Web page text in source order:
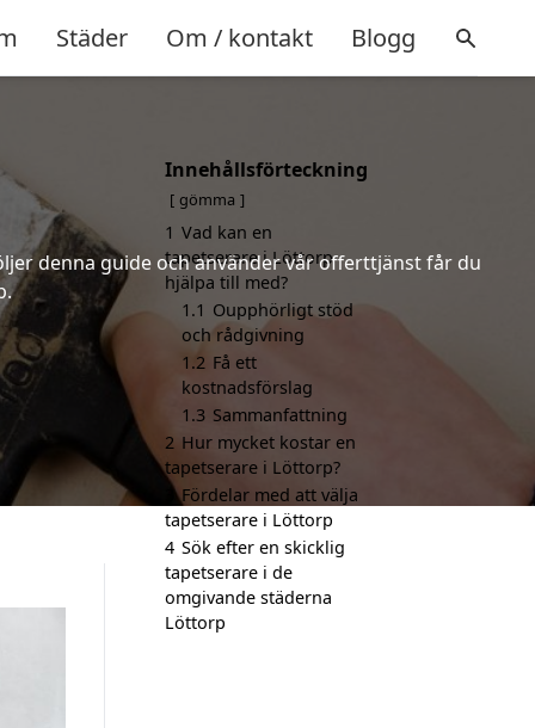
Städer Om / kontakt Blogg
denna guide och använder vår offerttjänst får du
Innehållsförteckning
gömma
1 Vad kan en
tapetserare i Löttorp
hjälpa till med?
1.1 Oupphörligt stöd
och rådgivning
1.2 Få ett
kostnadsförslag
1.3 Sammanfattning
2 Hur mycket kostar en
tapetserare i Löttorp?
3 Fördelar med att välja
tapetserare i Löttorp
4 Sök efter en skicklig
tapetserare i de
omgivande städerna
Löttorp